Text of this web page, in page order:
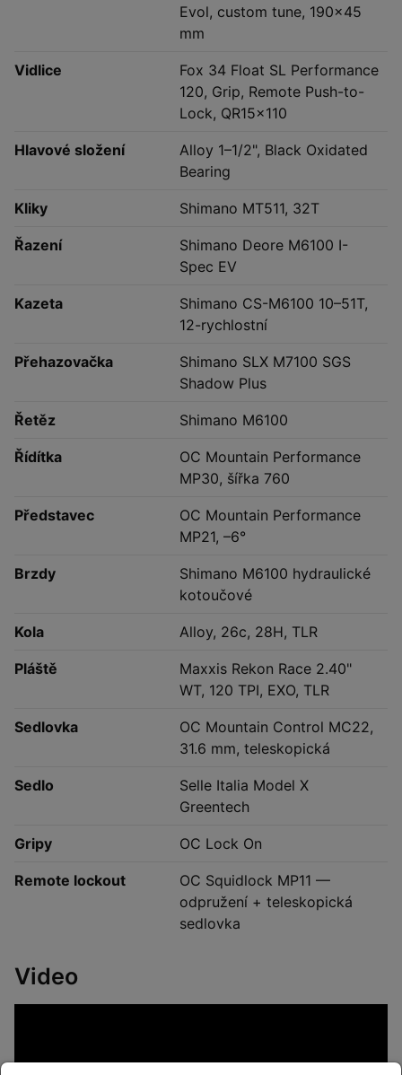
Evol, custom tune, 190×45
mm
Vidlice
Fox 34 Float SL Performance
120, Grip, Remote Push-to-
Lock, QR15×110
Hlavové složení
Alloy 1–1/2", Black Oxidated
Bearing
Kliky Shimano MT511, 32T
Řazení
Shimano Deore M6100 I-
Spec EV
Kazeta
Shimano CS-M6100 10–51T,
12-rychlostní
Přehazovačka
Shimano SLX M7100 SGS
Shadow Plus
Řetěz Shimano M6100
Řídítka
OC Mountain Performance
MP30, šířka 760
Představec
OC Mountain Performance
MP21, –6°
Brzdy
Shimano M6100 hydraulické
kotoučové
Kola Alloy, 26c, 28H, TLR
Pláště
Maxxis Rekon Race 2.40"
WT, 120 TPI, EXO, TLR
Sedlovka
OC Mountain Control MC22,
31.6 mm, teleskopická
Sedlo
Selle Italia Model X
Greentech
Gripy OC Lock On
Remote lockout
OC Squidlock MP11 —
odpružení + teleskopická
sedlovka
Video